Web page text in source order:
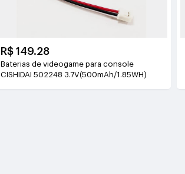
R$ 149.28
Baterias de videogame para console
CISHIDAI 502248 3.7V(500mAh/1.85WH)